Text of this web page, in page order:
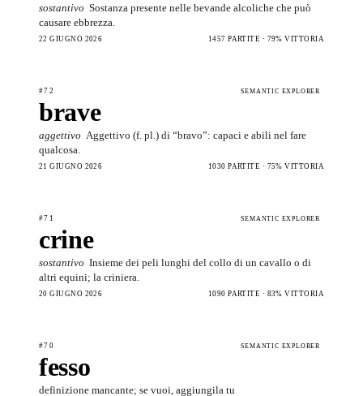
sostantivo Sostanza presente nelle bevande alcoliche che può
causare ebbrezza.
22 GIUGNO 2026 1457 PARTITE · 79% VITTORIA
#72 SEMANTIC EXPLORER
brave
aggettivo Aggettivo (f. pl.) di “bravo”: capaci e abili nel fare
qualcosa.
21 GIUGNO 2026 1030 PARTITE · 75% VITTORIA
#71 SEMANTIC EXPLORER
crine
sostantivo Insieme dei peli lunghi del collo di un cavallo o di
altri equini; la criniera.
20 GIUGNO 2026 1090 PARTITE · 83% VITTORIA
#70 SEMANTIC EXPLORER
fesso
definizione mancante; se vuoi, aggiungila tu